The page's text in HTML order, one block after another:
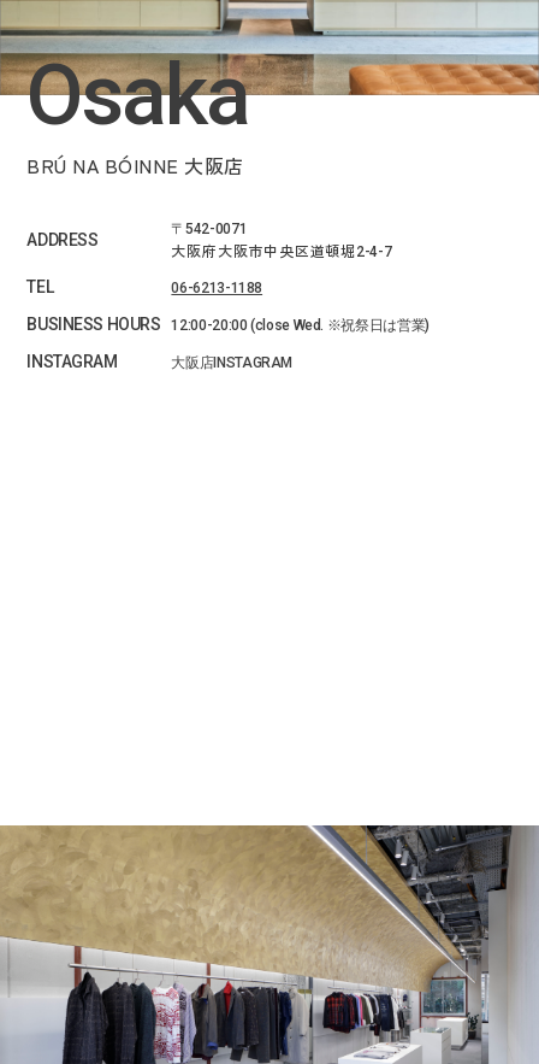
Osaka
BRÚ NA BÓINNE 大阪店
ADDRESS
〒542-0071
大阪府大阪市中央区道頓堀2-4-7
TEL 06-6213-1188
BUSINESS HOURS 12:00-20:00 (close Wed. ※祝祭日は営業)
INSTAGRAM 大阪店INSTAGRAM